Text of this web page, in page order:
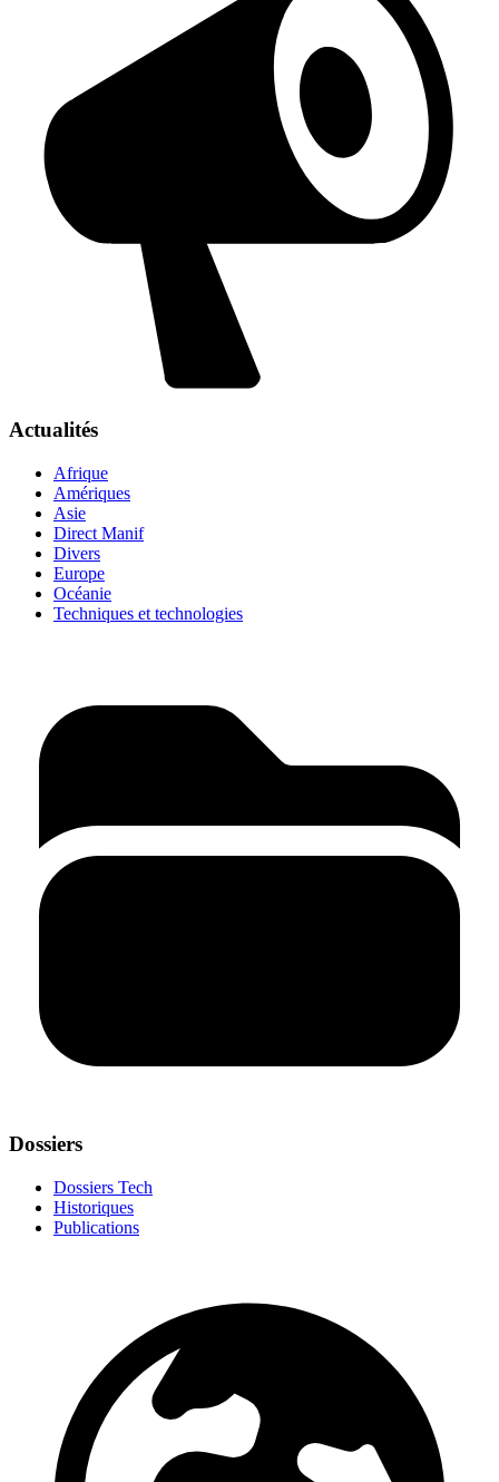
Actualités
Afrique
Amériques
Asie
Direct Manif
Divers
Europe
Océanie
Techniques et technologies
Dossiers
Dossiers Tech
Historiques
Publications